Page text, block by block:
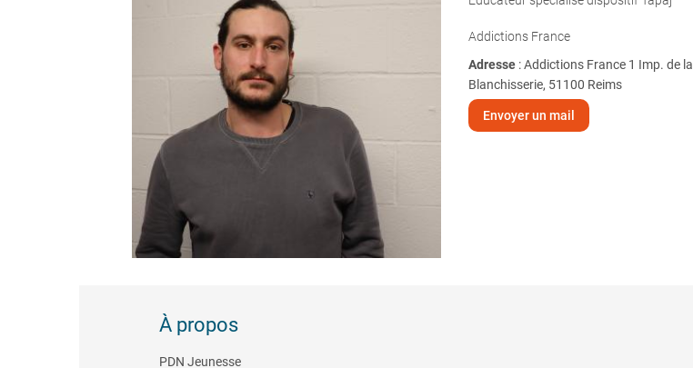
Addictions France
Adresse : Addictions France 1 Imp. de la
Blanchisserie, 51100 Reims
Envoyer un mail
À propos
PDN Jeunesse